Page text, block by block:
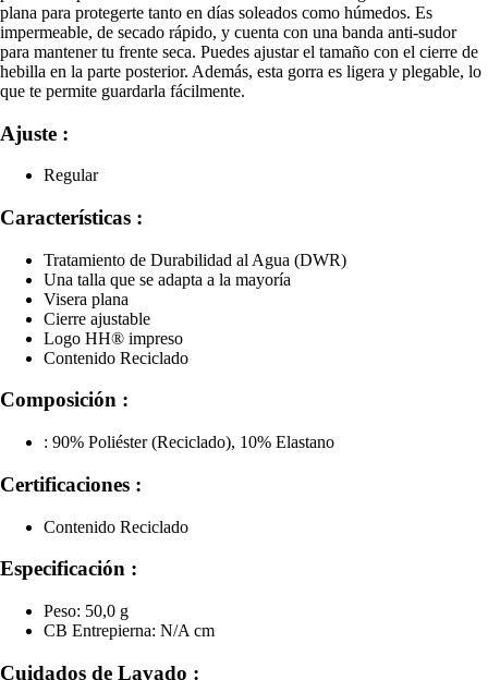
plana para protegerte tanto en días soleados como húmedos. Es
impermeable, de secado rápido, y cuenta con una banda anti-sudor
para mantener tu frente seca. Puedes ajustar el tamaño con el cierre de
hebilla en la parte posterior. Además, esta gorra es ligera y plegable, lo
que te permite guardarla fácilmente.
Ajuste :
Regular
Características :
Tratamiento de Durabilidad al Agua (DWR)
Una talla que se adapta a la mayoría
Visera plana
Cierre ajustable
Logo HH® impreso
Contenido Reciclado
Composición :
: 90% Poliéster (Reciclado), 10% Elastano
Certificaciones :
Contenido Reciclado
Especificación :
Peso: 50,0 g
CB Entrepierna: N/A cm
Cuidados de Lavado :